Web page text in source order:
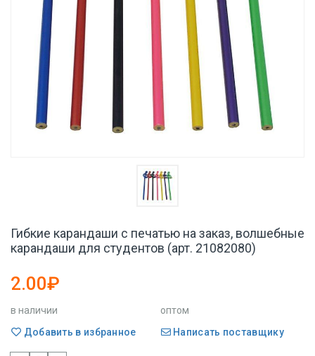
Гибкие карандаши с печатью на заказ, волшебные
карандаши для студентов (арт. 21082080)
2.00₽
в наличии
оптом
Добавить в избранное
Написать поставщику